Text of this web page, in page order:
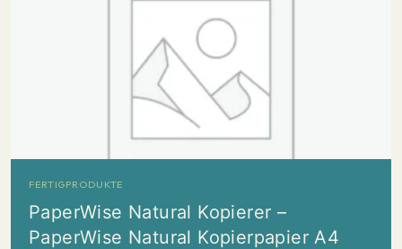
FERTIGPRODUKTE
PaperWise Natural Kopierer –
PaperWise Natural Kopierpapier A4